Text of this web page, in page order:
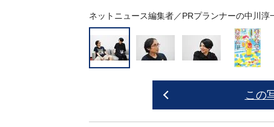
ネットニュース編集者／PRプランナーの中川淳
この